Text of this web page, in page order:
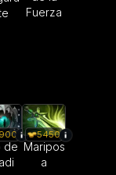
Fuerza
de
5450
Maripos
a